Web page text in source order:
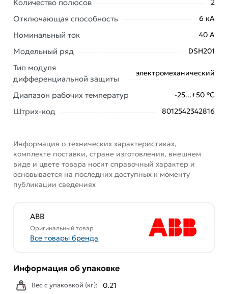
соответствует всем стандартам качества. Возврат
купленного товарa в течение 7 дней (наличие чека
обязательно).
Количество полюсов 2
Отключающая способность 6 кА
Номинальный ток 40 А
Модельный ряд DSH201
Тип модуля
дифференциальной защиты
электромеханический
Диапазон рабочих температур -25...+50 °С
Штрих-код 8012542342816
Информация о технических характеристиках,
комплекте поставки, стране изготовления, внешнем
виде и цвете товара носит справочный характер и
основывается на последних доступных к моменту
публикации сведениях
ABB
Оригинальный товар
Все товары бренда
Информация об упаковке
Вес с упаковкой (кг): 0.21